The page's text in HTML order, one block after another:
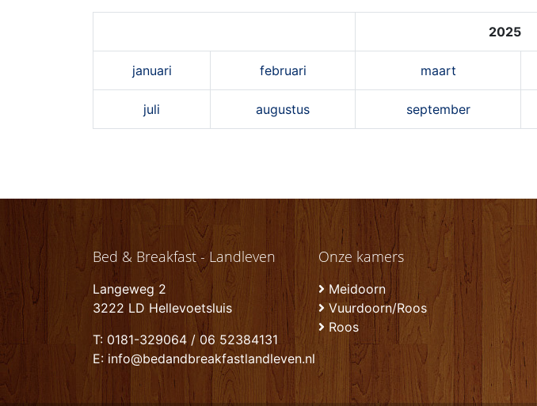
2025
januari februari maart
juli augustus september
Bed & Breakfast - Landleven
Langeweg 2
3222 LD Hellevoetsluis
T: 0181-329064 / 06 52384131
E: info@bedandbreakfastlandleven.nl
Onze kamers
Meidoorn
Vuurdoorn/Roos
Roos